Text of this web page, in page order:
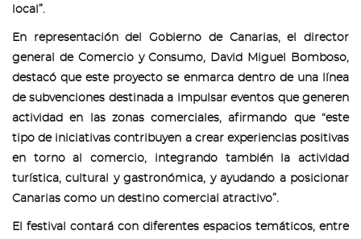
local”.
En representación del Gobierno de Canarias, el director
general de Comercio y Consumo, David Miguel Bomboso,
destacó que este proyecto se enmarca dentro de una línea
de subvenciones destinada a impulsar eventos que generen
actividad en las zonas comerciales, afirmando que “este
tipo de iniciativas contribuyen a crear experiencias positivas
en torno al comercio, integrando también la actividad
turística, cultural y gastronómica, y ayudando a posicionar
Canarias como un destino comercial atractivo”.
El festival contará con diferentes espacios temáticos, entre